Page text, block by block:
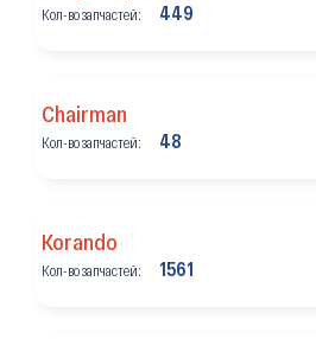
Кол-во запчастей: 449
Chairman
Кол-во запчастей: 48
Korando
Кол-во запчастей: 1561